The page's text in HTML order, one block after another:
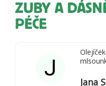
ZUBY A
PÉČE
J
Jana